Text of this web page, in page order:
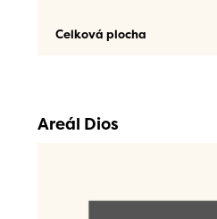
Celková plocha
Areál Dios